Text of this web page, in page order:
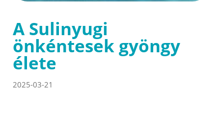
A Sulinyugi
önkéntesek gyöngy
élete
2025-03-21